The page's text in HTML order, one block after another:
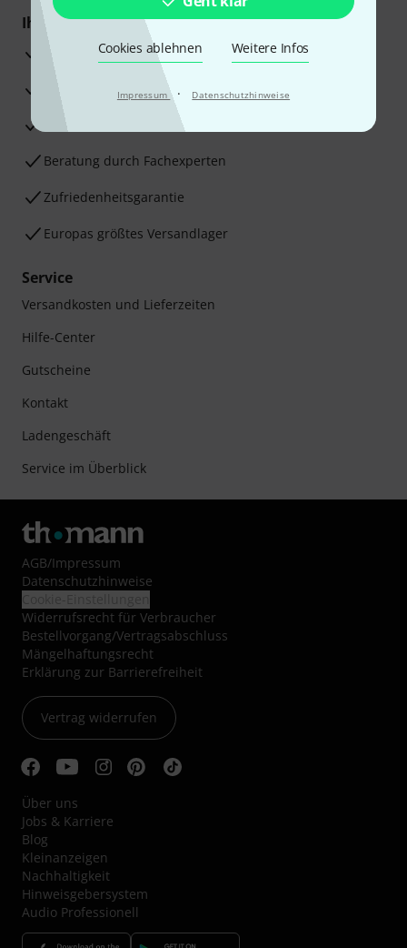
Cookies ablehnen Weitere Infos
Impressum · Datenschutzhinweise
Ihre Vorteile
3 Jahre Thomann Garantie
30 Tage Money-Back-Garantie
Beratung durch Fachexperten
Zufriedenheitsgarantie
Europas größtes Versandlager
Service
Versandkosten und Lieferzeiten
Hilfe-Center
Gutscheine
Kontakt
Ladengeschäft
Service im Überblick
AGB/Impressum
Datenschutzhinweise
Widerrufsrecht für Verbraucher
Bestellvorgang/Vertragsabschluss
Mängelhaftungsrecht
Erklärung zur Barrierefreiheit
Vertrag widerrufen
Über uns
Jobs & Karriere
Blog
Kleinanzeigen
Nachhaltigkeit
Hinweisgebersystem
Audio Professionell